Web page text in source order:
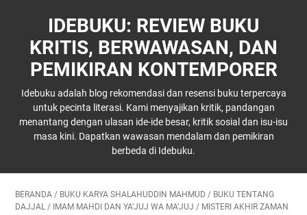
IDEBUKU: REVIEW BUKU
KRITIS, BERWAWASAN, DAN
PEMIKIRAN KONTEMPORER
Idebuku adalah blog rekomendasi dan resensi buku terpercaya
untuk pecinta literasi. Kami menyajikan kritik, pandangan
menantang dengan ulasan ide-ide besar, kritik sosial dan isu-isu
masa kini. Dapatkan wawasan mendalam dan pemikiran
berbeda di Idebuku.
BERANDA / BUKU KARYA SHALAHUDDIN MAHMUD / BUKU TENTANG
DAJJAL / IMAM MAHDI DAN YA’JUJ WA MA’JUJ / MISTERI AKHIR ZAMAN